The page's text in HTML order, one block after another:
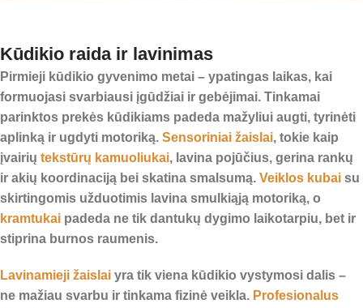
Kūdikio raida ir lavinimas
Pirmieji kūdikio gyvenimo metai – ypatingas laikas, kai
formuojasi svarbiausi įgūdžiai ir gebėjimai. Tinkamai
parinktos prekės kūdikiams padeda mažyliui augti, tyrinėti
aplinką ir ugdyti motoriką. Sensoriniai žaislai, tokie kaip
įvairių tekstūrų kamuoliukai, lavina pojūčius, gerina rankų
ir akių koordinaciją bei skatina smalsumą. Veiklos kubai su
skirtingomis užduotimis lavina smulkiąją motoriką, o
kramtukai padeda ne tik dantukų dygimo laikotarpiu, bet ir
stiprina burnos raumenis.
Lavinamieji žaislai yra tik viena kūdikio vystymosi dalis –
ne mažiau svarbu ir tinkama fizinė veikla. Profesionalus